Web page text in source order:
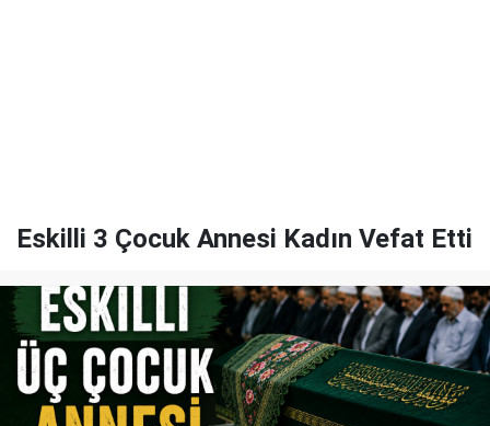
Eskilli 3 Çocuk Annesi Kadın Vefat Etti